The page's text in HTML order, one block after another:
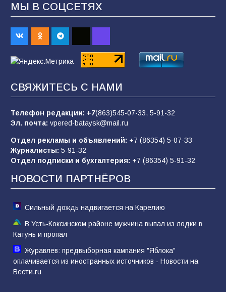
«Пургу нести — не поля переходить»: почему
заявления о мобилизации — это
пропагандистский вброс
заявления Киева о мобилизации — это
отчаяние, а не разведка
80 02.08.2026
В России ответили на заявления Зеленского о
новой мобилизации
74 31.07.2026
МЫ В СОЦСЕТЯХ
СВЯЖИТЕСЬ С НАМИ
Телефон редакции: +7(863)545-07-33, 5-91-32
Эл. почта: vpered-bataysk@mail.ru
Отдел рекламы и объявлений: +7 (86354) 5-07-33
Журналисты: 5-91-32
Отдел подписки и бухгалтерия: +7 (86354) 5-91-32
НОВОСТИ ПАРТНЁРОВ
Сильный дождь надвигается на Карелию
В Усть-Коксинском районе мужчина выпал из лодки в
Катунь и пропал
Журавлев: предвыборная кампания "Яблока"
оплачивается из иностранных источников - Новости на
Вести.ru